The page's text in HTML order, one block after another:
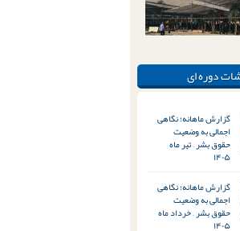
دوره ای
گزارش ماهانه؛ نگاهی
اجمالی به وضعیت
حقوق بشر – تیر ماه
۱۴۰۵
گزارش ماهانه؛ نگاهی
اجمالی به وضعیت
حقوق بشر – خرداد ماه
۱۴۰۵